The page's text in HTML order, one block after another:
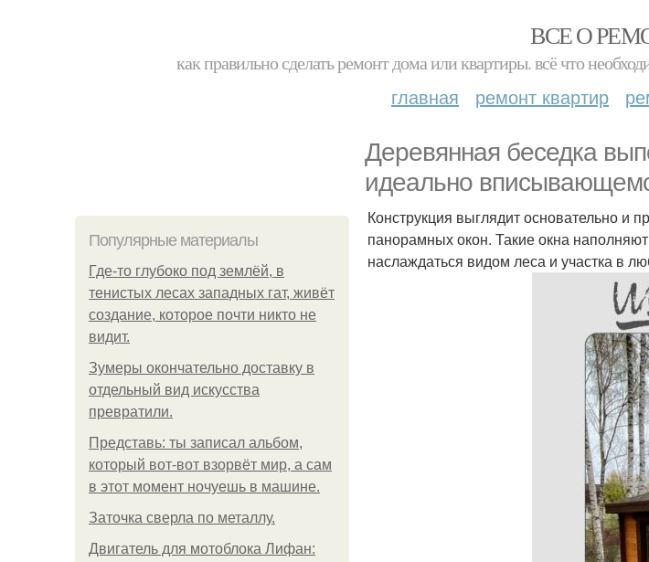
ВСЕ О
как правильно сделать ремонт дома или квартиры. всё что
главная ремонт квартир
Деревянная беседка
идеально
Популярные материалы
Где-то глубоко под землёй, в
тенистых лесах западных гат, живёт
создание, которое почти никто не
видит.
Зумеры окончательно доставку в
отдельный вид искусства
превратили.
Представь: ты записал альбом,
который вот-вот взорвёт мир, а сам
в этот момент ночуешь в машине.
Заточка сверла по металлу.
Двигатель для мотоблока Лифан:
Конструкция выглядит основательно и
панорамных окон. Такие окна
наслаждаться видом леса и участка в